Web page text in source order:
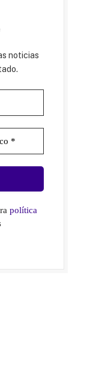
noticias
política